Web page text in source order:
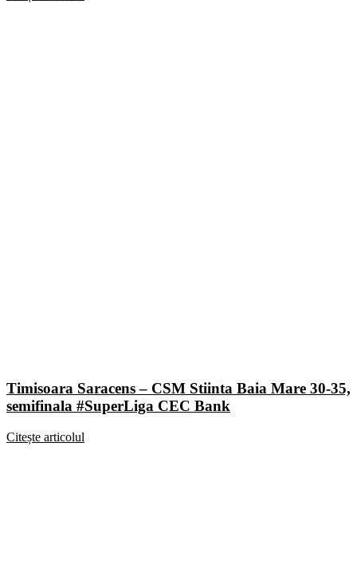
Timisoara Saracens – CSM Stiinta Baia Mare 30-35,
semifinala #SuperLiga CEC Bank
Citește articolul